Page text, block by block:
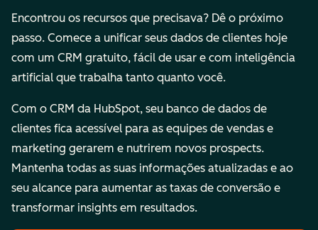
Encontrou os recursos que precisava? Dê o próximo
passo. Comece a unificar seus dados de clientes hoje
com um CRM gratuito, fácil de usar e com inteligência
artificial que trabalha tanto quanto você.
Com o CRM da HubSpot, seu banco de dados de
clientes fica acessível para as equipes de vendas e
marketing gerarem e nutrirem novos prospects.
Mantenha todas as suas informações atualizadas e ao
seu alcance para aumentar as taxas de conversão e
transformar insights em resultados.